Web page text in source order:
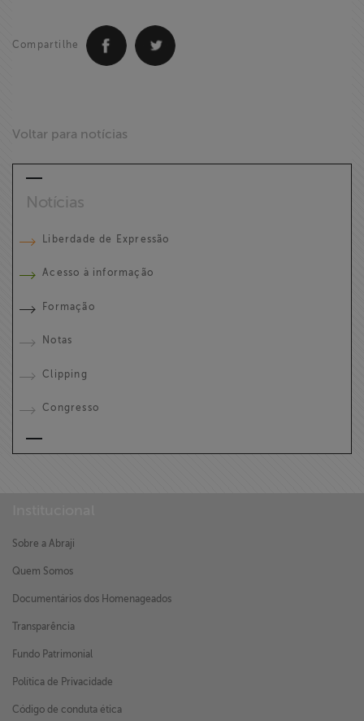
Compartilhe
Voltar para notícias
Notícias
Liberdade de Expressão
Acesso à informação
Formação
Notas
Clipping
Congresso
Sobre a Abraji
Quem Somos
Documentários dos Homenageados
Transparência
Fundo Patrimonial
Política de Privacidade
Código de conduta ética